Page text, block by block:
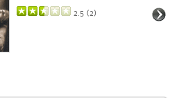
2.5 (2)